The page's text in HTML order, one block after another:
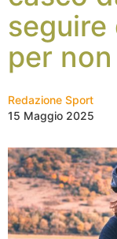
per
Redazione Sport
15 Maggio 2025